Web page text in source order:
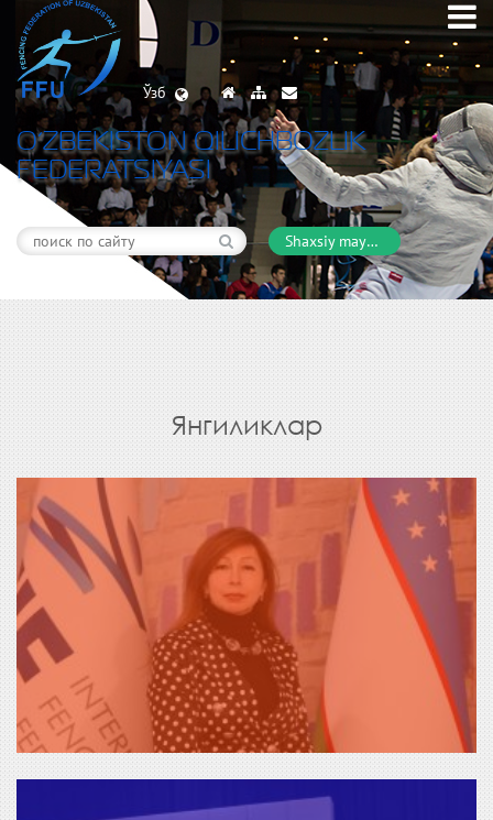
Ўзб
O’ZBEKISTON QILICHBOZLIK
FEDERATSIYASI
Shaxsiy maydon
Янгиликлар